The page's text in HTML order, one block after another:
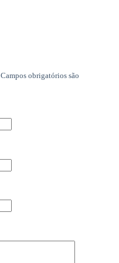
Campos obrigatórios são